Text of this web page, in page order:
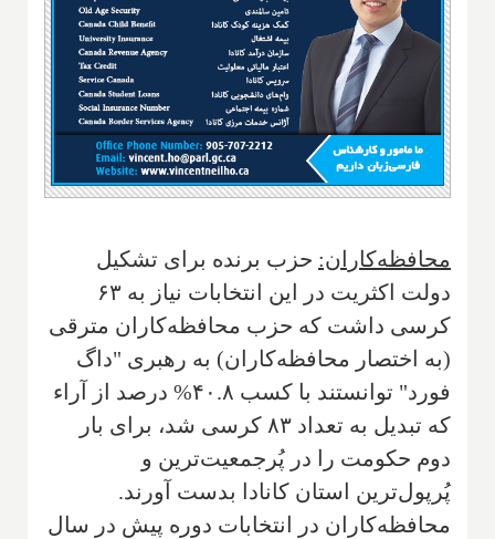
محافظه‌کاران: حزب برنده برای تشکیل
دولت اکثریت در این انتخابات نیاز به ۶۳
کرسی داشت که حزب محافظه‌کاران مترقی
(به اختصار محافظه‌کاران) به رهبری "داگ
فورد" توانستند با کسب ۴۰.۸% درصد از آراء
که تبدیل به تعداد ۸۳ کرسی شد، برای بار
دوم حکومت را در پُرجمعیت‌ترین و
پُرپول‌ترین استان کانادا بدست آورند.
محافظه‌کاران در انتخابات دوره پیش در سال